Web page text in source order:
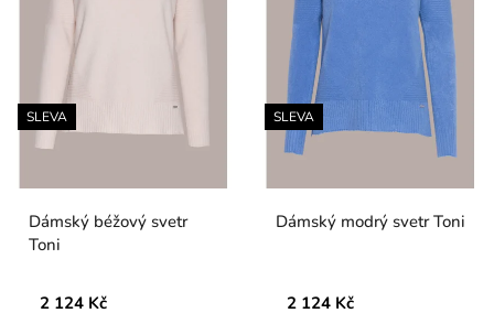
SLEVA
Dámský béžový svetr
Toni
2 124 Kč
SLEVA
Dámský modrý svetr Toni
2 124 Kč